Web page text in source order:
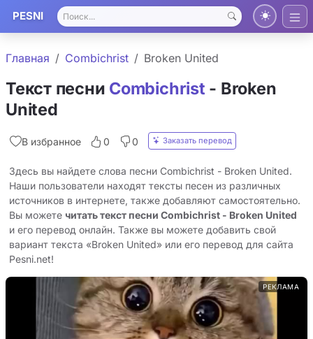
PESNI
Главная Combichrist Broken United
Текст песни Combichrist - Broken
United
В избранное 0 0 Заказать перевод
Здесь вы найдете слова песни Combichrist - Broken United.
Наши пользователи находят тексты песен из различных
источников в интернете, также добавляют самостоятельно.
Вы можете читать текст песни Combichrist - Broken United
и его перевод онлайн. Также вы можете добавить свой
вариант текста «Broken United» или его перевод для сайта
Pesni.net!
РЕКЛАМА